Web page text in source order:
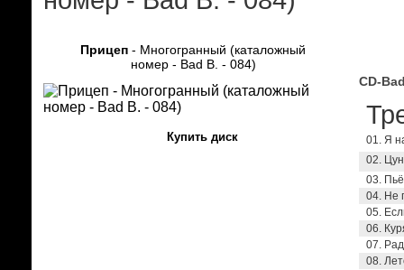
Прицеп - Многогранный (каталожный
номер - Bad B. - 084)
Купить диск
CD-
01. Я
02.
03.
04. Не
05.
06.
07.
08.